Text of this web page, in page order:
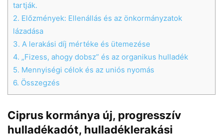
tartják.
2. Előzmények: Ellenállás és az önkormányzatok
lázadása
3. A lerakási díj mértéke és ütemezése
4. „Fizess, ahogy dobsz” és az organikus hulladék
5. Mennyiségi célok és az uniós nyomás
6. Összegzés
Ciprus kormánya új, progresszív
hulladékadót, hulladéklerakási